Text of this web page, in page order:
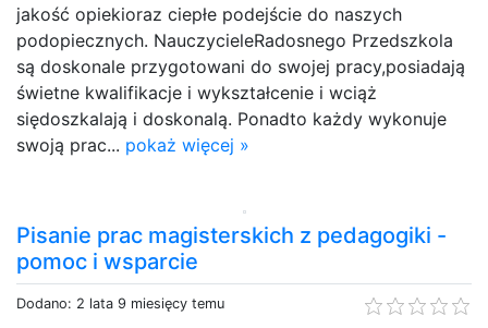
jakość opiekioraz ciepłe podejście do naszych
podopiecznych. NauczycieleRadosnego Przedszkola
są doskonale przygotowani do swojej pracy,posiadają
świetne kwalifikacje i wykształcenie i wciąż
siędoszkalają i doskonalą. Ponadto każdy wykonuje
swoją prac... pokaż więcej »
Pisanie prac magisterskich z pedagogiki -
pomoc i wsparcie
Dodano: 2 lata 9 miesięcy temu